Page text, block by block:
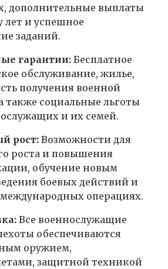
дополнительные выплаты
лет и успешное
заданий.
гарантии:Бесплатное
обслуживание, жилье,
получения военной
также социальные льготы
и их семей.
рост: Возможности для
роста и повышения
обучение новым
боевых действий и
международных операциях.
Все военнослужащие
обеспечиваются
оружием,
защитной техникой